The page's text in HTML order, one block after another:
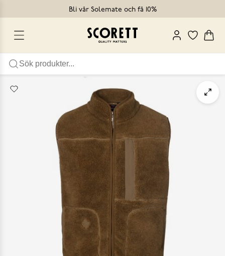
Bli vår Solemate och få 10%